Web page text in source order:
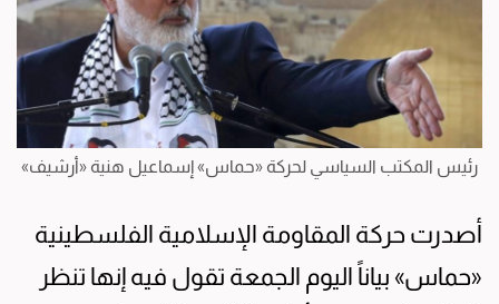
رئيس المكتب السياسي لحركة «حماس» إسماعيل هنية «أرشيف»
أصدرت حركة المقاومة الإسلامية الفلسطينية
«حماس» بياناً اليوم الجمعة تقول فيه إنها تنظر